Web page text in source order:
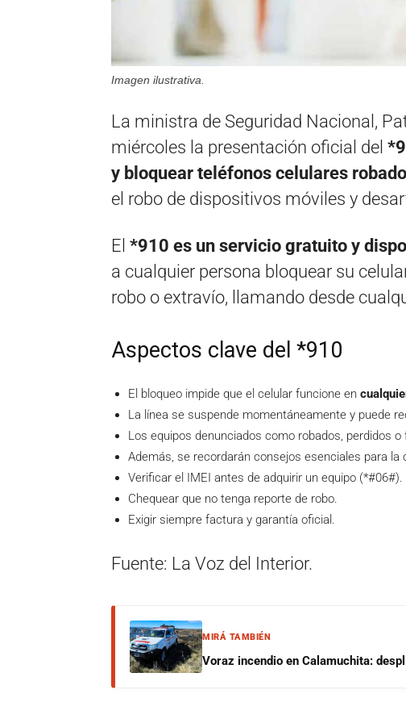
Imagen ilustrativa.
La ministra de Seguridad Nacional,
miércoles la presentación oficial del
y bloquear teléfonos celulares
el robo de dispositivos móviles y
El *910 es un servicio gratuito y
a cualquier persona bloquear su
robo o extravío, llamando desde
Aspectos clave del *910
El bloqueo impide que el celular funcione en
La línea se suspende momentáneamente y puede
Los equipos denunciados como robados, perdidos
Además, se recordarán consejos esenciales para la
Verificar el IMEI antes de adquirir un equipo (*#06#).
Chequear que no tenga reporte de robo.
Exigir siempre factura y garantía oficial.
Fuente: La Voz del Interior.
MIRÁ TAMBIÉN
Voraz incendio en Calamuchita: